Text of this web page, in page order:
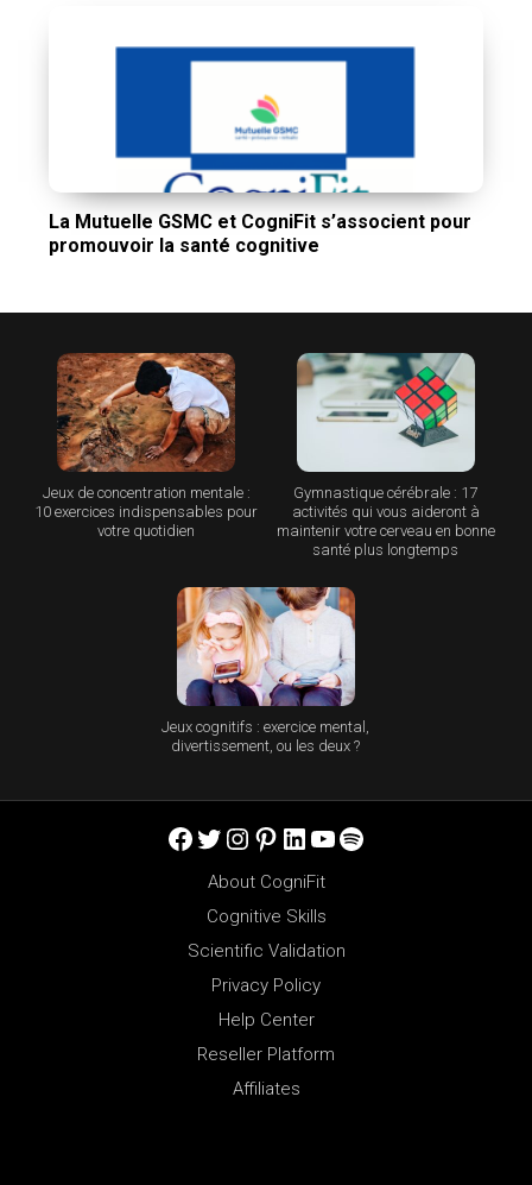
La Mutuelle GSMC et CogniFit s’associent pour
promouvoir la santé cognitive
Jeux de concentration mentale :
10 exercices indispensables pour
votre quotidien
Gymnastique cérébrale : 17
activités qui vous aideront à
maintenir votre cerveau en bonne
santé plus longtemps
Jeux cognitifs : exercice mental,
divertissement, ou les deux ?
Facebook
Twitter
Instagram
Pinterest
LinkedIn
YouTube
Spotify
About CogniFit
Cognitive Skills
Scientific Validation
Privacy Policy
Help Center
Reseller Platform
Affiliates